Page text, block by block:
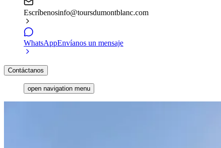
Escríbenosinfo@toursdumontblanc.com
WhatsAppEnvíanos un mensaje
Contáctanos
open navigation menu